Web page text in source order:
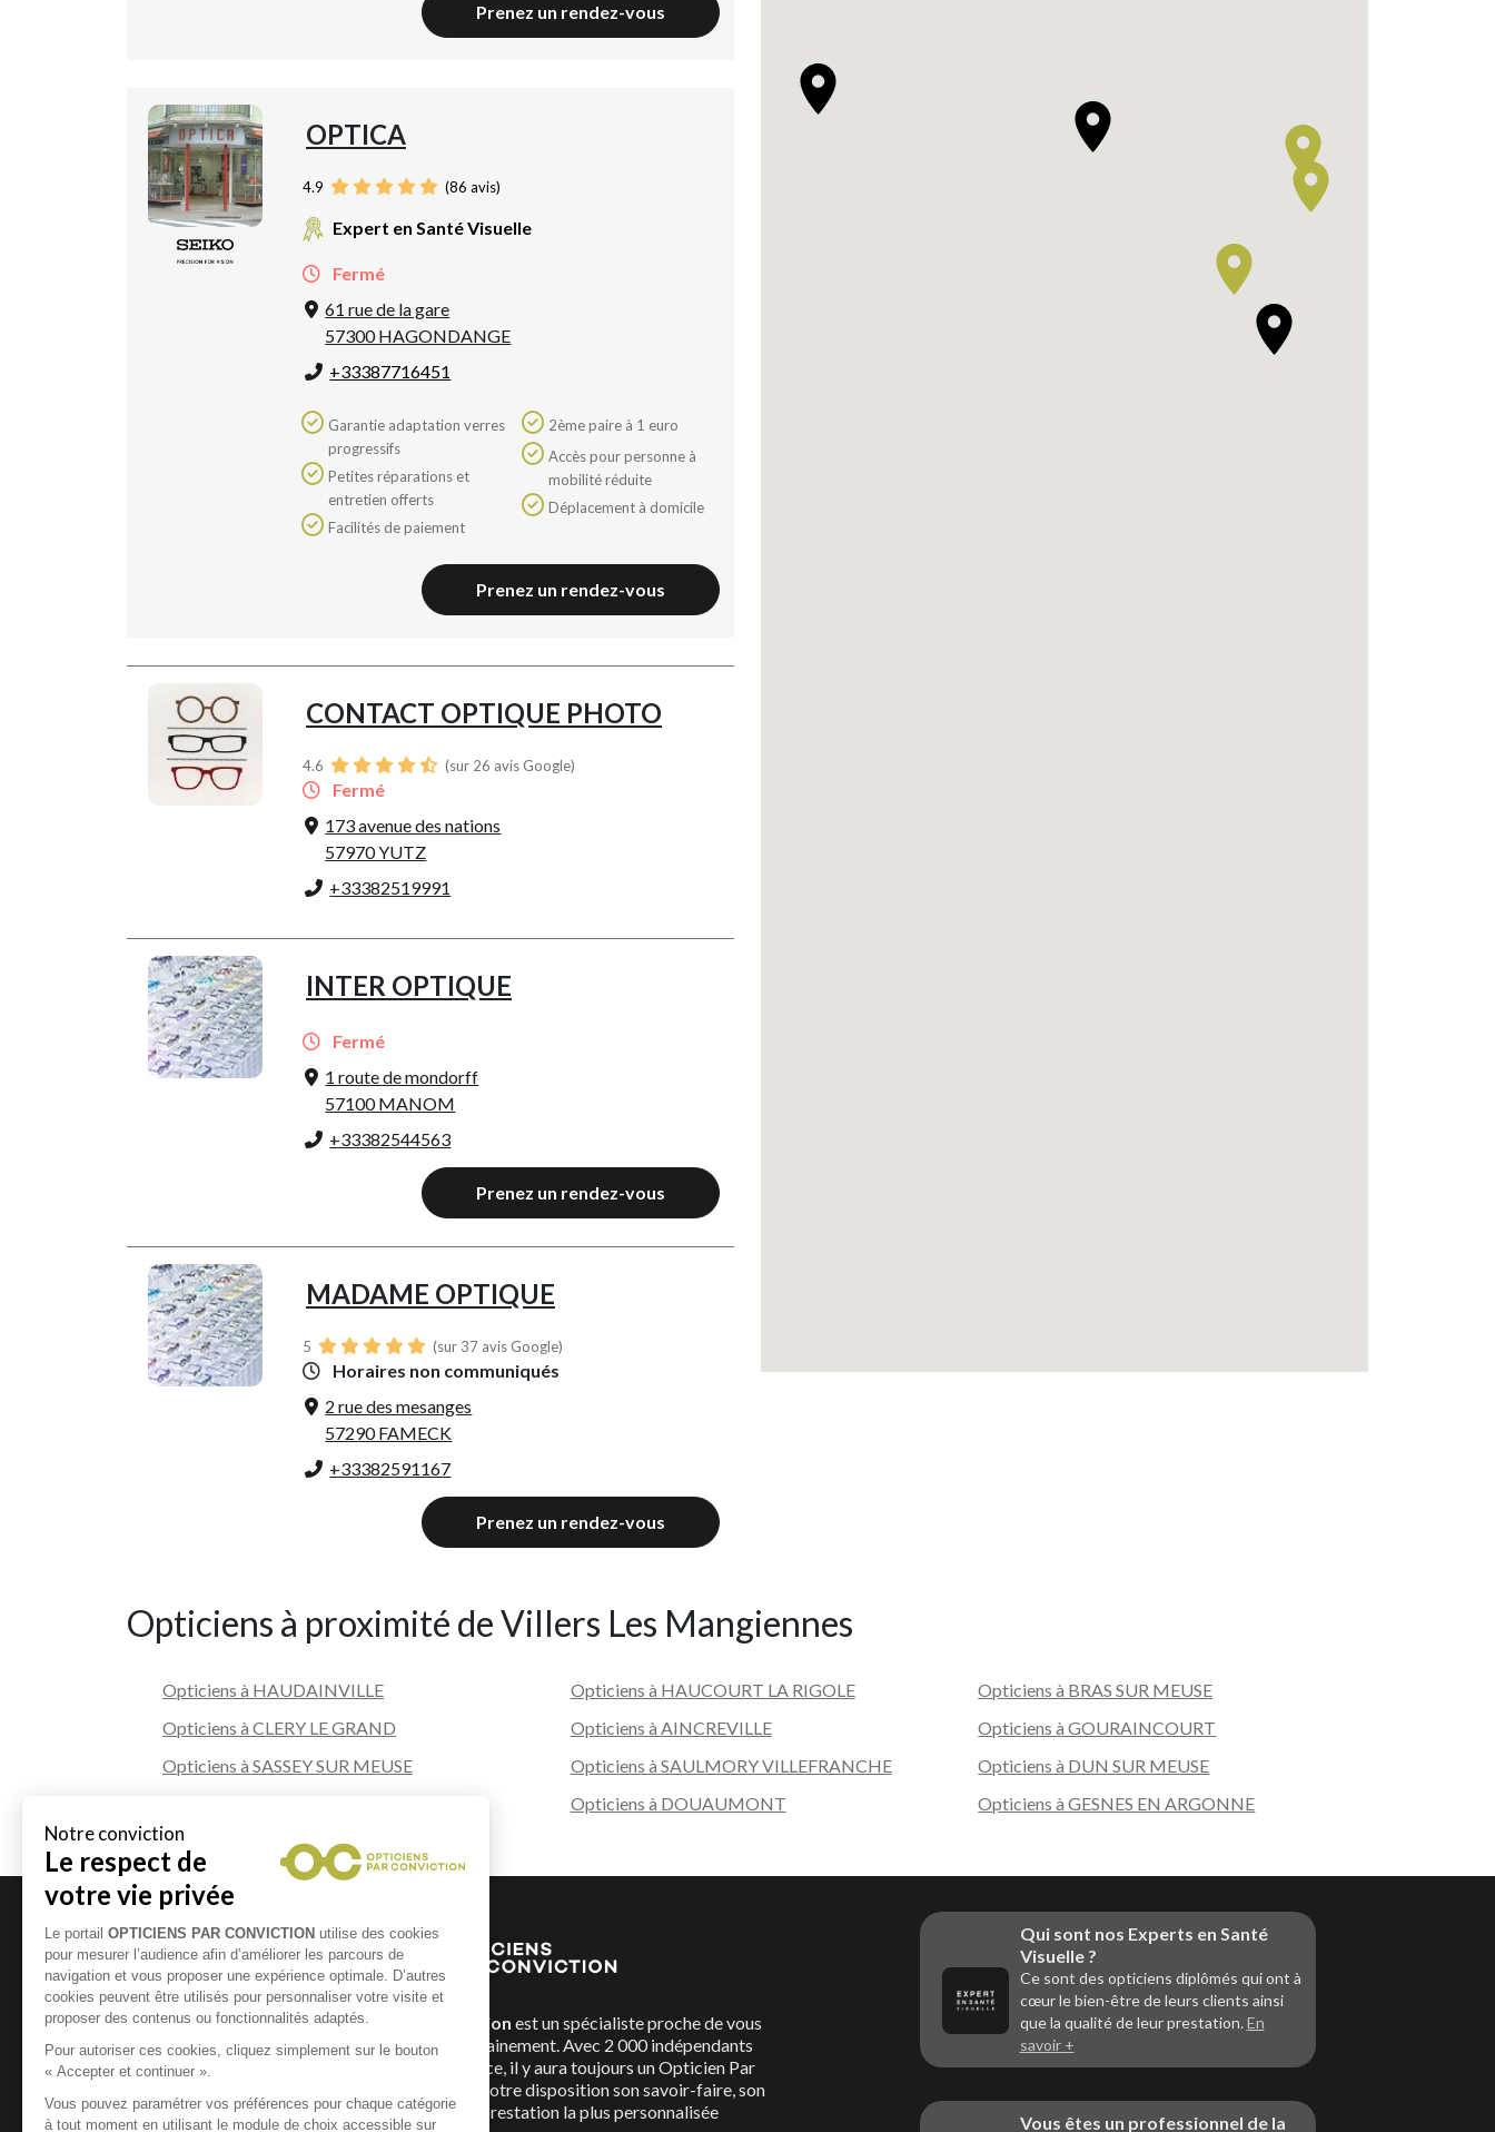
Prenez un rendez-vous
OPTICA
4.9 (86 avis)
Expert en Santé Visuelle
Fermé
61 rue de la gare
57300 HAGONDANGE
+33387716451
progressifs
entretien offerts
Facilités de paiement
2ème paire à 1 euro
mobilité réduite
Déplacement à domicile
Prenez un rendez-vous
CONTACT OPTIQUE PHOTO
4.6 (sur 26 avis Google)
Fermé
173 avenue des nations
57970 YUTZ
+33382519991
INTER OPTIQUE
Fermé
1 route de mondorff
57100 MANOM
+33382544563
Prenez un rendez-vous
MADAME OPTIQUE
5 (sur 37 avis Google)
Horaires non communiqués
2 rue des mesanges
57290 FAMECK
+33382591167
Prenez un rendez-vous
Opticiens à proximité de Villers Les Mangiennes
Opticiens à HAUDAINVILLE
Opticiens à CLERY LE GRAND
Opticiens à SASSEY SUR MEUSE
Opticiens à HAUCOURT LA RIGOLE
Opticiens à AINCREVILLE
Opticiens à SAULMORY VILLEFRANCHE
Opticiens à DOUAUMONT
Opticiens à BRAS SUR MEUSE
Opticiens à GOURAINCOURT
Opticiens à DUN SUR MEUSE
Opticiens à GESNES EN ARGONNE
Un Opticien Par Conviction est un spécialiste proche de vous
géographiquement et humainement. Avec 2 000 indépendants
répartis dans toute la France, il y aura toujours un Opticien Par
Conviction pour mettre à votre disposition son savoir-faire, son
expertise et vous offrir la prestation la plus personnalisée
Qui sont nos Experts en Santé
Visuelle ?
Ce sont des opticiens diplômés qui ont à
cœur le bien-être de leurs clients ainsi
que la qualité de leur prestation. En
savoir +
Vous êtes un professionnel de la